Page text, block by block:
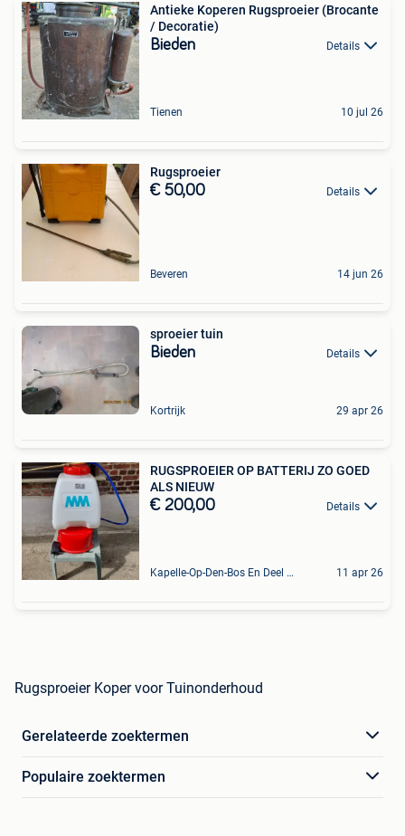
Antieke Koperen Rugsproeier (Brocante
/ Decoratie)
Bieden Details
Tienen 10 jul 26
Rugsproeier
€ 50,00 Details
Beveren 14 jun 26
sproeier tuin
Bieden Details
Kortrijk 29 apr 26
RUGSPROEIER OP BATTERIJ ZO GOED
ALS NIEUW
€ 200,00 Details
Kapelle-Op-Den-Bos En Deel Van Zemst 11 apr 26
Rugsproeier Koper voor Tuinonderhoud
Gerelateerde zoektermen
Populaire zoektermen